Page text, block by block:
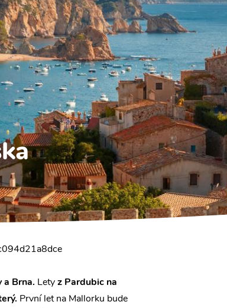
a Brna. Letyz Pardubic na
První let na Mallorku bude